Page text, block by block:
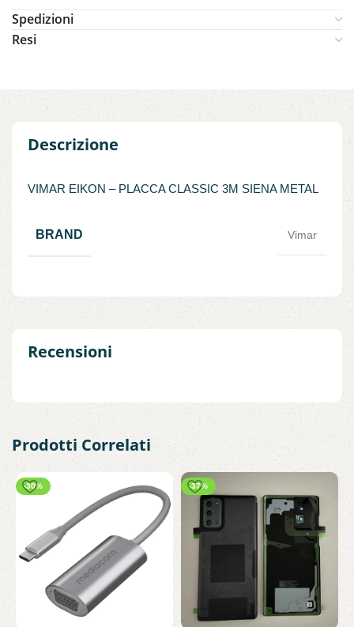
Spedizioni
Resi
Descrizione
VIMAR EIKON – PLACCA CLASSIC 3M SIENA METAL
BRAND Vimar
Recensioni
Prodotti Correlati
-30% -37%